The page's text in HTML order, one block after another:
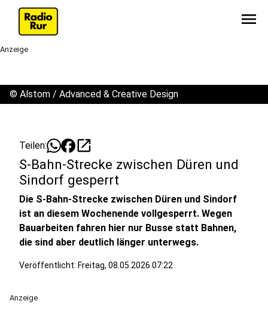
menu
Anzeige
© Alstom / Advanced & Creative Design
Teilen: open_in_new
S-Bahn-Strecke zwischen Düren und
Sindorf gesperrt
Die S-Bahn-Strecke zwischen Düren und Sindorf
ist an diesem Wochenende vollgesperrt. Wegen
Bauarbeiten fahren hier nur Busse statt Bahnen,
die sind aber deutlich länger unterwegs.
Veröffentlicht: Freitag, 08.05.2026 07:22
Anzeige